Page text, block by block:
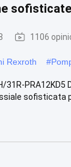
sofisticate
1106
Rexroth #
31R-
sofisticata